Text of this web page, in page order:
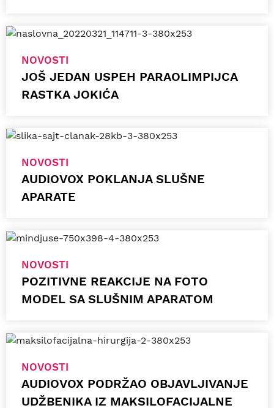
NOVOSTI
JOŠ JEDAN USPEH PARAOLIMPIJCA
RASTKA JOKIĆA
NOVOSTI
AUDIOVOX POKLANJA SLUŠNE
APARATE
NOVOSTI
POZITIVNE REAKCIJE NA FOTO
MODEL SA SLUŠNIM APARATOM
NOVOSTI
AUDIOVOX PODRŽAO OBJAVLJIVANJE
UDŽBENIKA IZ MAKSILOFACIJALNE